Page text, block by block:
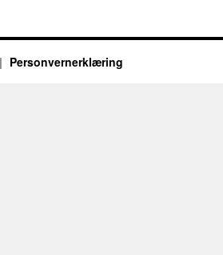
Personvernerklæring